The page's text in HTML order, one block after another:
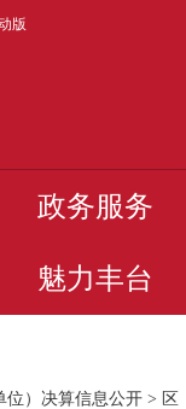
版
政务服务
魅力丰台
位）决算信息公开 > 区